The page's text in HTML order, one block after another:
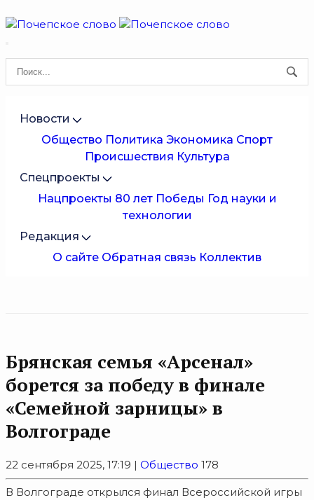
Новости
Общество Политика Экономика Спорт
Происшествия Культура
Спецпроекты
Нацпроекты 80 лет Победы Год науки и
технологии
Редакция
О сайте Обратная связь Коллектив
Брянская семья «Арсенал»
борется за победу в финале
«Семейной зарницы» в
Волгограде
22 сентября 2025, 17:19 | Общество 178
В Волгограде открылся финал Всероссийской игры